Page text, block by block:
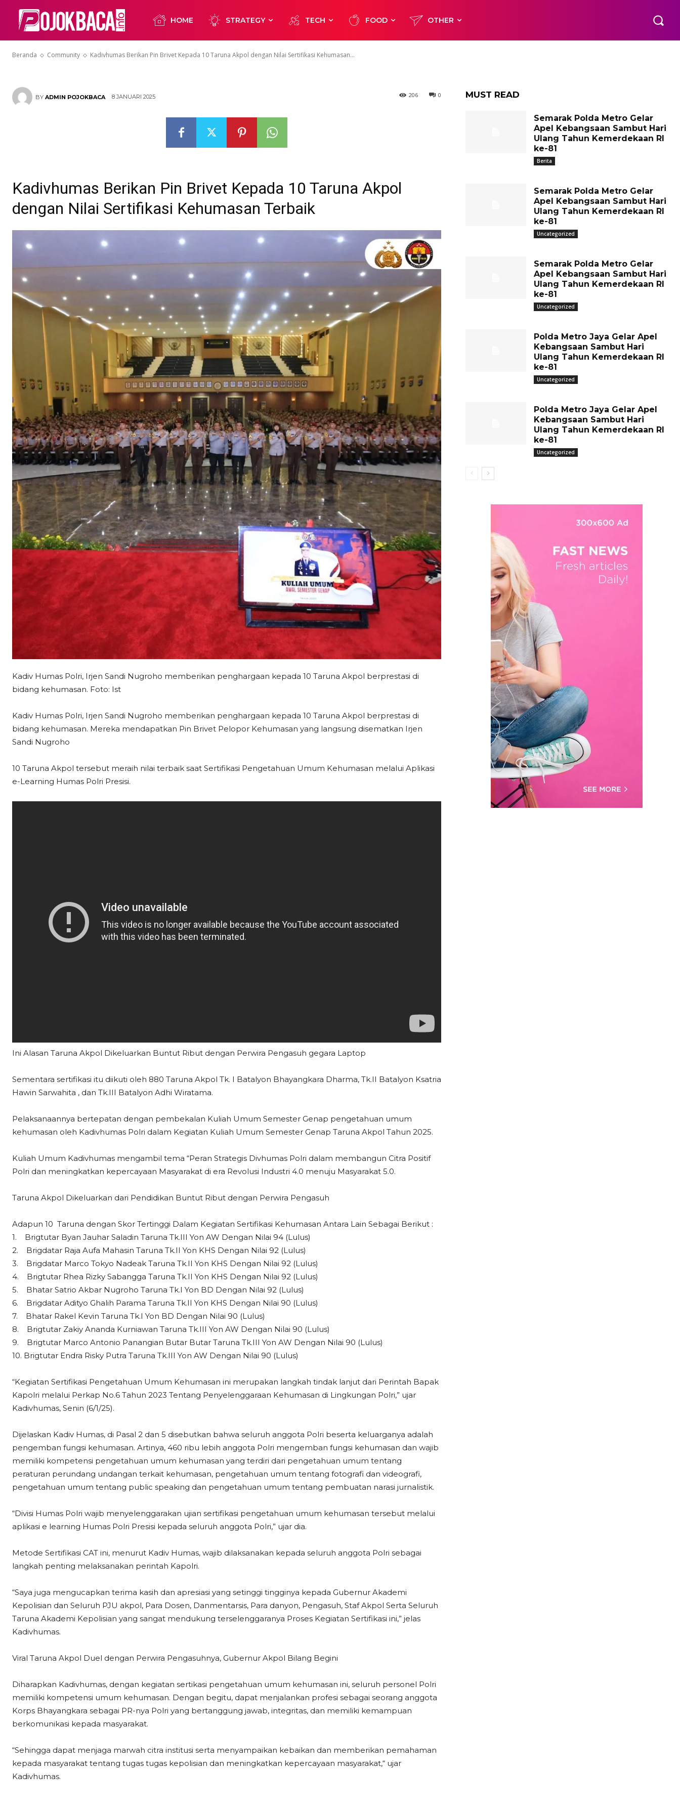
HOME STRATEGY TECH FOOD OTHER
Beranda Community Kadivhumas Berikan Pin Brivet Kepada 10 Taruna Akpol dengan Nilai Sertifikasi Kehumasan...
Terbaik
BY ADMIN POJOKBACA 8 JANUARI 2025 0
206
Kadivhumas Berikan Pin Brivet Kepada 10 Taruna Akpol
dengan Nilai Sertifikasi Kehumasan Terbaik
Kadiv Humas Polri, Irjen Sandi Nugroho memberikan penghargaan kepada 10 Taruna Akpol berprestasi di
bidang kehumasan. Foto: Ist
Kadiv Humas Polri, Irjen Sandi Nugroho memberikan penghargaan kepada 10 Taruna Akpol berprestasi di
bidang kehumasan. Mereka mendapatkan Pin Brivet Pelopor Kehumasan yang langsung disematkan Irjen
Sandi Nugroho
10 Taruna Akpol tersebut meraih nilai terbaik saat Sertifikasi Pengetahuan Umum Kehumasan melalui Aplikasi
e-Learning Humas Polri Presisi.
Ini Alasan Taruna Akpol Dikeluarkan Buntut Ribut dengan Perwira Pengasuh gegara Laptop
Sementara sertifikasi itu diikuti oleh 880 Taruna Akpol Tk. I Batalyon Bhayangkara Dharma, Tk.II Batalyon Ksatria
Hawin Sarwahita , dan Tk.III Batalyon Adhi Wiratama.
Pelaksanaannya bertepatan dengan pembekalan Kuliah Umum Semester Genap pengetahuan umum
kehumasan oleh Kadivhumas Polri dalam Kegiatan Kuliah Umum Semester Genap Taruna Akpol Tahun 2025.
Kuliah Umum Kadivhumas mengambil tema “Peran Strategis Divhumas Polri dalam membangun Citra Positif
Polri dan meningkatkan kepercayaan Masyarakat di era Revolusi Industri 4.0 menuju Masyarakat 5.0.
Taruna Akpol Dikeluarkan dari Pendidikan Buntut Ribut dengan Perwira Pengasuh
Adapun 10 Taruna dengan Skor Tertinggi Dalam Kegiatan Sertifikasi Kehumasan Antara Lain Sebagai Berikut :
1. Brigtutar Byan Jauhar Saladin Taruna Tk.III Yon AW Dengan Nilai 94 (Lulus)
2. Brigdatar Raja Aufa Mahasin Taruna Tk.II Yon KHS Dengan Nilai 92 (Lulus)
3. Brigdatar Marco Tokyo Nadeak Taruna Tk.II Yon KHS Dengan Nilai 92 (Lulus)
4. Brigtutar Rhea Rizky Sabangga Taruna Tk.II Yon KHS Dengan Nilai 92 (Lulus)
5. Bhatar Satrio Akbar Nugroho Taruna Tk.I Yon BD Dengan Nilai 92 (Lulus)
6. Brigdatar Adityo Ghalih Parama Taruna Tk.II Yon KHS Dengan Nilai 90 (Lulus)
7. Bhatar Rakel Kevin Taruna Tk.I Yon BD Dengan Nilai 90 (Lulus)
8. Brigtutar Zakiy Ananda Kurniawan Taruna Tk.III Yon AW Dengan Nilai 90 (Lulus)
9. Brigtutar Marco Antonio Panangian Butar Butar Taruna Tk.III Yon AW Dengan Nilai 90 (Lulus)
10. Brigtutar Endra Risky Putra Taruna Tk.III Yon AW Dengan Nilai 90 (Lulus)
“Kegiatan Sertifikasi Pengetahuan Umum Kehumasan ini merupakan langkah tindak lanjut dari Perintah Bapak
Kapolri melalui Perkap No.6 Tahun 2023 Tentang Penyelenggaraan Kehumasan di Lingkungan Polri,” ujar
Kadivhumas, Senin (6/1/25).
Dijelaskan Kadiv Humas, di Pasal 2 dan 5 disebutkan bahwa seluruh anggota Polri beserta keluarganya adalah
pengemban fungsi kehumasan. Artinya, 460 ribu lebih anggota Polri mengemban fungsi kehumasan dan wajib
memiliki kompetensi pengetahuan umum kehumasan yang terdiri dari pengetahuan umum tentang
peraturan perundang undangan terkait kehumasan, pengetahuan umum tentang fotografi dan videografi,
pengetahuan umum tentang public speaking dan pengetahuan umum tentang pembuatan narasi jurnalistik.
“Divisi Humas Polri wajib menyelenggarakan ujian sertifikasi pengetahuan umum kehumasan tersebut melalui
aplikasi e learning Humas Polri Presisi kepada seluruh anggota Polri,” ujar dia.
Metode Sertifikasi CAT ini, menurut Kadiv Humas, wajib dilaksanakan kepada seluruh anggota Polri sebagai
langkah penting melaksanakan perintah Kapolri.
“Saya juga mengucapkan terima kasih dan apresiasi yang setinggi tingginya kepada Gubernur Akademi
Kepolisian dan Seluruh PJU akpol, Para Dosen, Danmentarsis, Para danyon, Pengasuh, Staf Akpol Serta Seluruh
Taruna Akademi Kepolisian yang sangat mendukung terselenggaranya Proses Kegiatan Sertifikasi ini,” jelas
Kadivhumas.
Viral Taruna Akpol Duel dengan Perwira Pengasuhnya, Gubernur Akpol Bilang Begini
Diharapkan Kadivhumas, dengan kegiatan sertikasi pengetahuan umum kehumasan ini, seluruh personel Polri
memiliki kompetensi umum kehumasan. Dengan begitu, dapat menjalankan profesi sebagai seorang anggota
Korps Bhayangkara sebagai PR-nya Polri yang bertanggung jawab, integritas, dan memiliki kemampuan
berkomunikasi kepada masyarakat.
“Sehingga dapat menjaga marwah citra institusi serta menyampaikan kebaikan dan memberikan pemahaman
kepada masyarakat tentang tugas tugas kepolisian dan meningkatkan kepercayaan masyarakat,“ ujar
Kadivhumas.
MUST READ
Semarak Polda Metro Gelar
Apel Kebangsaan Sambut Hari
Ulang Tahun Kemerdekaan RI
ke-81
Berita
Semarak Polda Metro Gelar
Apel Kebangsaan Sambut Hari
Ulang Tahun Kemerdekaan RI
ke-81
Uncategorized
Semarak Polda Metro Gelar
Apel Kebangsaan Sambut Hari
Ulang Tahun Kemerdekaan RI
ke-81
Uncategorized
Polda Metro Jaya Gelar Apel
Kebangsaan Sambut Hari
Ulang Tahun Kemerdekaan RI
ke-81
Uncategorized
Polda Metro Jaya Gelar Apel
Kebangsaan Sambut Hari
Ulang Tahun Kemerdekaan RI
ke-81
Uncategorized